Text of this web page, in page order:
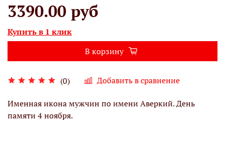
(0) Добавить в сравнение
3390.00 руб
Купить в 1 клик
В корзину
Именная икона мужчин по имени Аверкий. День
памяти 4 ноября.